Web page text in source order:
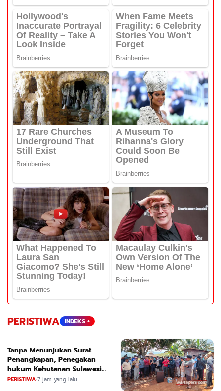
PERISTIWA INDEKS +
Tanpa Menunjukan Surat
Penangkapan, Penegakan
hukum Kehutanan Sulawesi
Selatan Culik Petani Ladah Di
PERISTIWA•7 jam yang lalu